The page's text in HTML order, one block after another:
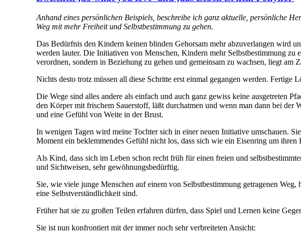
Anhand eines persönlichen Beispiels, beschreibe ich ganz aktuelle, persönliche
Weg mit mehr Freiheit und Selbstbestimmung zu gehen.
Das Bedürfnis den Kindern keinen blinden Gehorsam mehr abzuverlangen wird
werden lauter. Die Initiativen von Menschen, Kindern mehr Selbstbestimmung
verordnen, sondern in Beziehung zu gehen und gemeinsam zu wachsen, liegt am
Nichts desto trotz müssen all diese Schritte erst einmal gegangen werden.
Die Wege sind alles andere als einfach und auch ganz gewiss keine ausgetreten
den Körper mit frischem Sauerstoff, läßt durchatmen und wenn man dann bei
und eine Gefühl von Weite in der Brust.
In wenigen Tagen wird meine Tochter sich in einer neuen Initiative umschauen.
Moment ein beklemmendes Gefühl nicht los, dass sich wie ein Eisenring um ihren
Als Kind, dass sich im Leben schon recht früh für einen freien und
und Sichtweisen, sehr gewöhnungsbedürftig.
Sie, wie viele junge Menschen auf einem von Selbstbestimmung getragenen
eine Selbstverständlichkeit sind.
Früher hat sie zu großen Teilen erfahren dürfen, dass Spiel und Lernen keine
Sie ist nun konfrontiert mit der immer noch sehr verbreiteten Ansicht: